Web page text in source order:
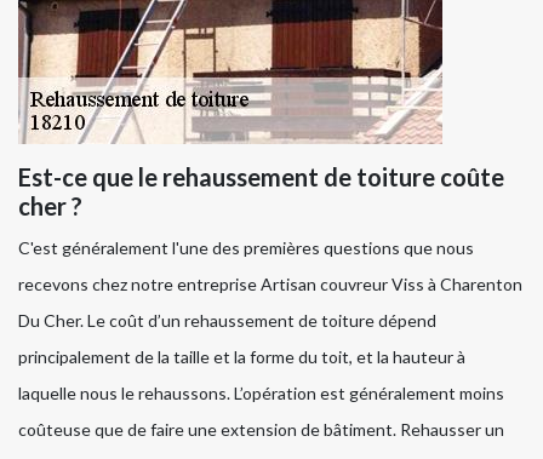
Est-ce que le rehaussement de toiture coûte
cher ?
C'est généralement l'une des premières questions que nous
recevons chez notre entreprise Artisan couvreur Viss à Charenton
Du Cher. Le coût d’un rehaussement de toiture dépend
principalement de la taille et la forme du toit, et la hauteur à
laquelle nous le rehaussons. L’opération est généralement moins
coûteuse que de faire une extension de bâtiment. Rehausser un